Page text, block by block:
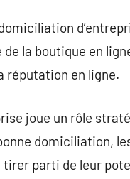
la boutique en
réputation en ligne.
joue un rôle
domiciliation,
parti de leur